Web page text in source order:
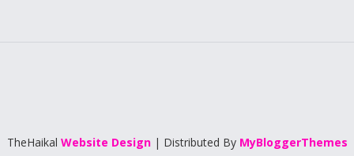
TheHaikal Website Design| Distributed By MyBloggerThemes